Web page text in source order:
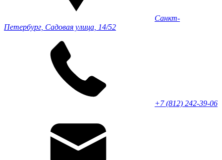
Санкт-
Петербург, Садовая улица, 14/52
+7 (812) 242-39-06